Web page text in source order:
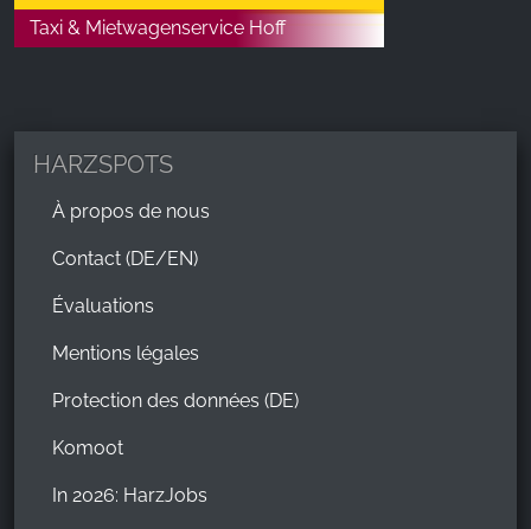
Taxi & Mietwagenservice Hoff
HARZSPOTS
À propos de nous
Contact (DE/EN)
Évaluations
Mentions légales
Protection des données (DE)
Komoot
In 2026: HarzJobs